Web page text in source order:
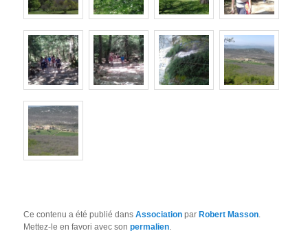
Ce contenu a été publié dansAssociation parRobert Masson
Mettez-le en favori avec sonpermalien